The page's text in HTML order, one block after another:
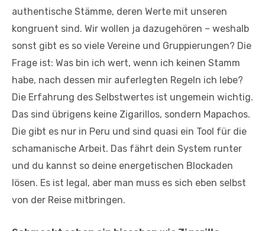
authentische Stämme, deren Werte mit unseren
kongruent sind. Wir wollen ja dazugehören – weshalb
sonst gibt es so viele Vereine und Gruppierungen? Die
Frage ist: Was bin ich wert, wenn ich keinen Stamm
habe, nach dessen mir auferlegten Regeln ich lebe?
Die Erfahrung des Selbstwertes ist ungemein wichtig.
Das sind übrigens keine Zigarillos, sondern Mapachos.
Die gibt es nur in Peru und sind quasi ein Tool für die
schamanische Arbeit. Das fährt dein System runter
und du kannst so deine energetischen Blockaden
lösen. Es ist legal, aber man muss es sich eben selbst
von der Reise mitbringen.